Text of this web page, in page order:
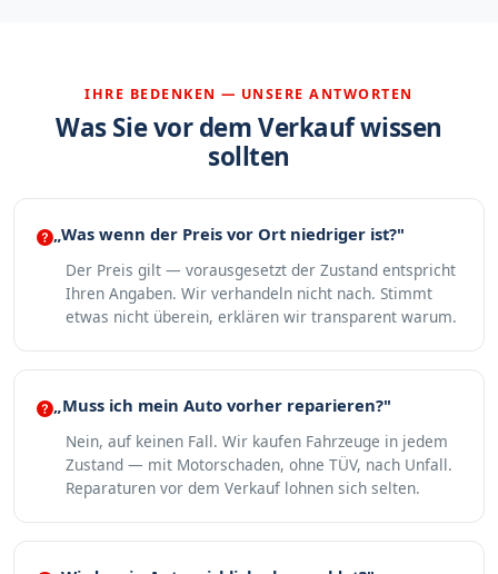
IHRE BEDENKEN — UNSERE ANTWORTEN
Was Sie vor dem Verkauf wissen
sollten
„Was wenn der Preis vor Ort niedriger ist?"
Der Preis gilt — vorausgesetzt der Zustand entspricht
Ihren Angaben. Wir verhandeln nicht nach. Stimmt
etwas nicht überein, erklären wir transparent warum.
„Muss ich mein Auto vorher reparieren?"
Nein, auf keinen Fall. Wir kaufen Fahrzeuge in jedem
Zustand — mit Motorschaden, ohne TÜV, nach Unfall.
Reparaturen vor dem Verkauf lohnen sich selten.